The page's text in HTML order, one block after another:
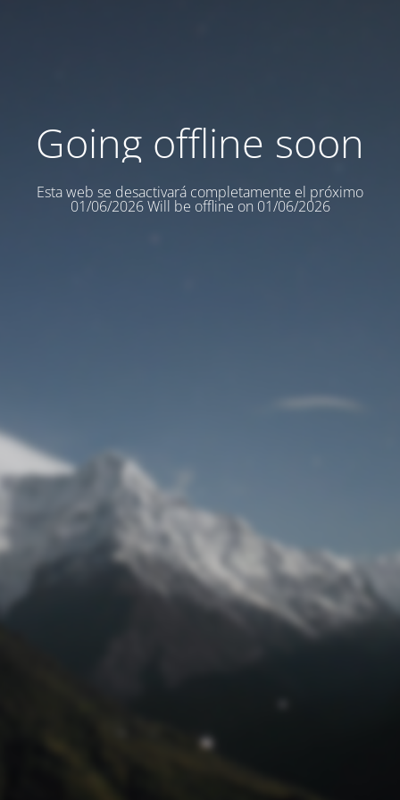
Going offline soon
Esta web se desactivará completamente el próximo
01/06/2026 Will be offline on 01/06/2026